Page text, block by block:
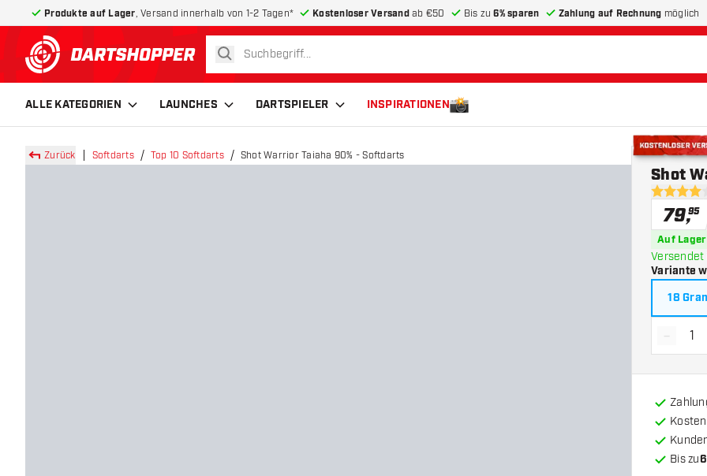
Produkte auf Lager , Versand innerhalb von 1-2 Tagen* Kostenloser Versandab €50 Bis zu6% sparen Zahlung auf Rechnung möglich
zurück zur Startseite
suchen
ALLE KATEGORIEN LAUNCHES DARTSPIELER INSPIRATIONEN
Zurück Softdarts Top 10 Softdarts Shot Warrior Taiaha 90% - Softdarts
Kostenloser
4
Shot
79,95
Auf Lager
Versendet
Variante
18
-
Bis zu